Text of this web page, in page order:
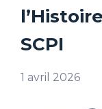
SCPI
1 avril 2026